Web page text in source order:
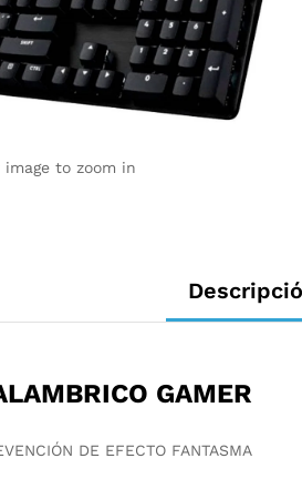
image to zoom in
GAMER